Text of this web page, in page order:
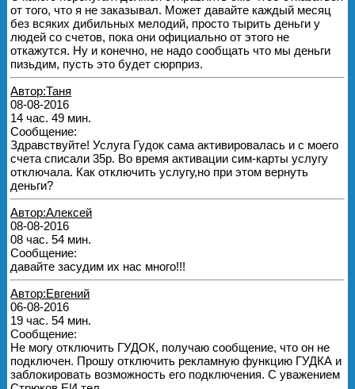
от того, что я не заказывал. Может давайте каждый месяц
без всяких дибильных мелодий, просто тырить деньги у
людей со счетов, пока они официально от этого не
откажутся. Ну и конечно, не надо сообщать что мы деньги
пизьдим, пусть это будет сюрприз.
Автор:Таня
08-08-2016
14 час. 49 мин.
Сообщение:
Здравствуйте! Услуга Гудок сама активировалась и с моего
счета списали 35р. Во время активации сим-карты услугу
отключала. Как отключить услугу,но при этом вернуть
деньги?
Автор:Алексей
08-08-2016
08 час. 54 мин.
Сообщение:
давайте засудим их нас много!!!
Автор:Евгений
06-08-2016
19 час. 54 мин.
Сообщение:
Не могу отключить ГУДОК, получаю сообщение, что он не
подключен. Прошу отключить рекламную функцию ГУДКА и
заблокировать возможность его подключения. С уважением